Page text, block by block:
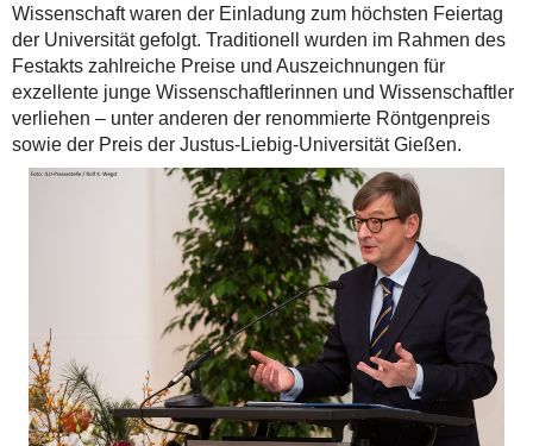
Wissenschaft waren der Einladung zum höchsten Feiertag
der Universität gefolgt. Traditionell wurden im Rahmen des
Festakts zahlreiche Preise und Auszeichnungen für
exzellente junge Wissenschaftlerinnen und Wissenschaftler
verliehen – unter anderen der renommierte Röntgenpreis
sowie der Preis der Justus-Liebig-Universität Gießen.